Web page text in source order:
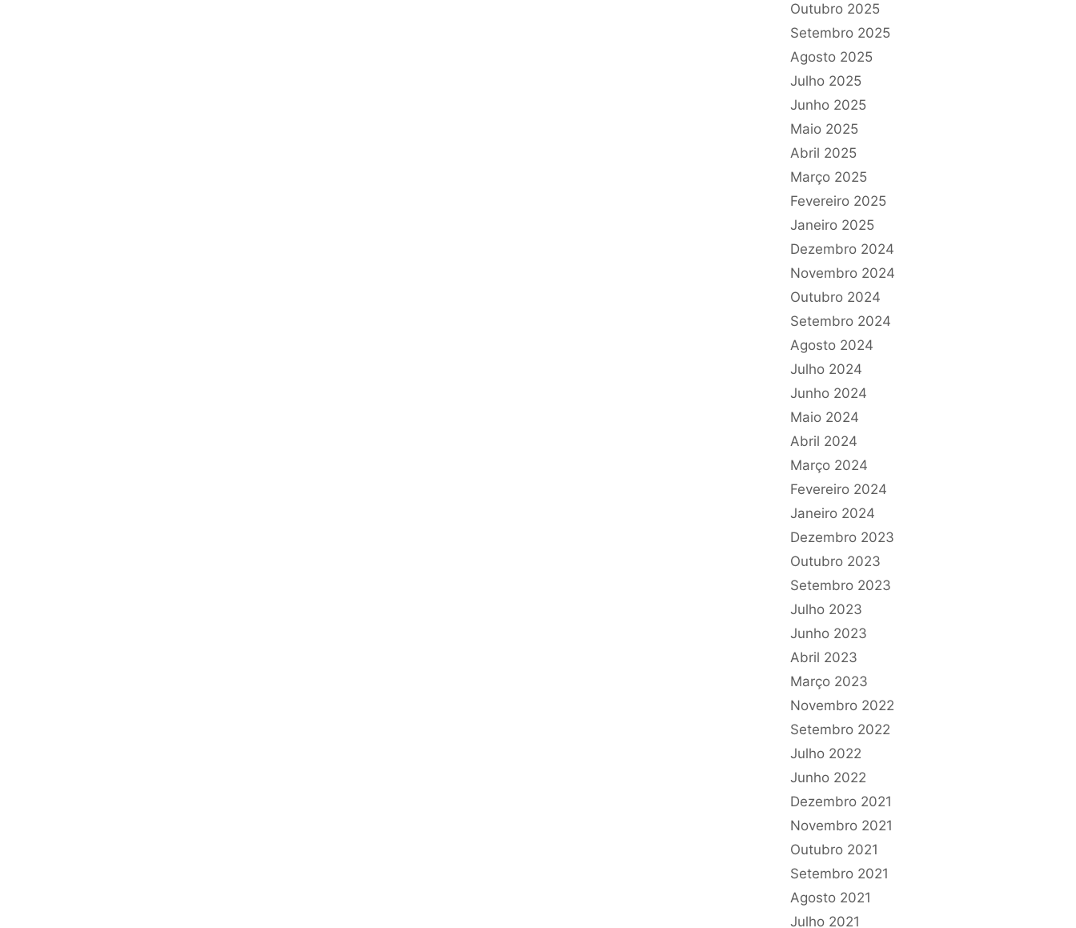
Outubro 2025
Setembro 2025
Agosto 2025
Julho 2025
Junho 2025
Maio 2025
Abril 2025
Março 2025
Fevereiro 2025
Janeiro 2025
Dezembro 2024
Novembro 2024
Outubro 2024
Setembro 2024
Agosto 2024
Julho 2024
Junho 2024
Maio 2024
Abril 2024
Março 2024
Fevereiro 2024
Janeiro 2024
Dezembro 2023
Outubro 2023
Setembro 2023
Julho 2023
Junho 2023
Abril 2023
Março 2023
Novembro 2022
Setembro 2022
Julho 2022
Junho 2022
Dezembro 2021
Novembro 2021
Outubro 2021
Setembro 2021
Agosto 2021
Julho 2021